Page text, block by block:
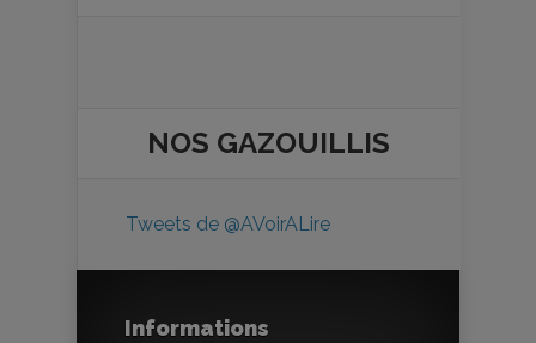
NOS GAZOUILLIS
Tweets de @AVoirALire
Informations